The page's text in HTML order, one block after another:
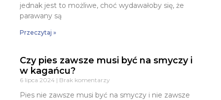
jednak jest to możliwe, choć wydawałoby się, że
parawany są
Przeczytaj »
Czy pies zawsze musi być na smyczy i
w kagańcu?
6 lipca 2024 Brak komentarzy
Pies nie zawsze musi być na smyczy i nie zawsze